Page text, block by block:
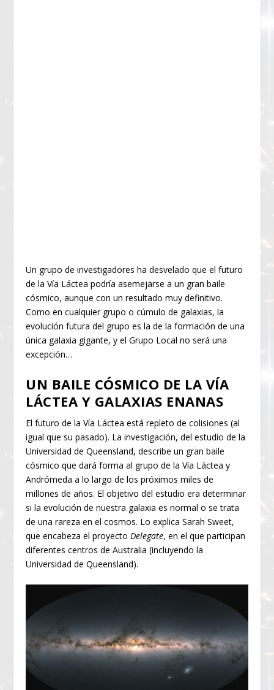
Un grupo de investigadores ha desvelado que el futuro
de la Vía Láctea podría asemejarse a un gran baile
cósmico, aunque con un resultado muy definitivo.
Como en cualquier grupo o cúmulo de galaxias, la
evolución futura del grupo es la de la formación de una
única galaxia gigante, y el Grupo Local no será una
excepción…
UN BAILE CÓSMICO DE LA VÍA
LÁCTEA Y GALAXIAS ENANAS
El futuro de la Vía Láctea está repleto de colisiones (al
igual que su pasado). La investigación, del estudio de la
Universidad de Queensland, describe un gran baile
cósmico que dará forma al grupo de la Vía Láctea y
Andrómeda a lo largo de los próximos miles de
millones de años. El objetivo del estudio era determinar
si la evolución de nuestra galaxia es normal o se trata
de una rareza en el cosmos. Lo explica Sarah Sweet,
que encabeza el proyecto Delegate, en el que participan
diferentes centros de Australia (incluyendo la
Universidad de Queensland).